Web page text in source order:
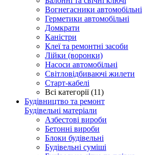
Вогнегасники автомобільні
Герметики автомобільні
Домкрати
Каністри
Клеї та ремонтні засоби
Лійки (воронки)
Насоси автомобільні
Світловідбиваючі жилети
Старт-кабелі
Всі категорії (11)
Будівництво та ремонт
Будівельні матеріали
Азбестові вироби
Бетонні вироби
Блоки будівельні
Будівельні суміші